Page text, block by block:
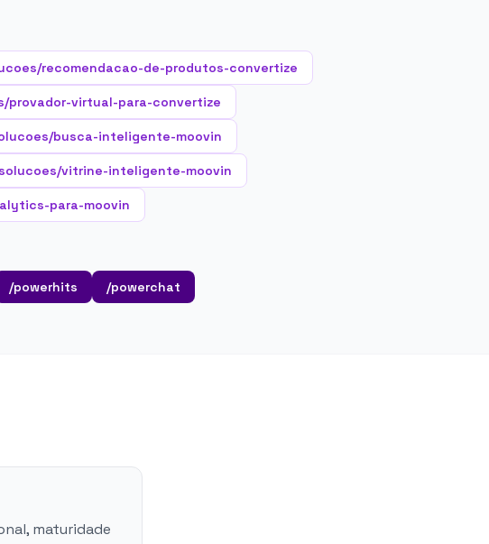
recomendacao-de-produtos-convertize
provador-virtual-para-convertize
busca-inteligente-moovin
vitrine-inteligente-moovin
para-moovin
/powerhits /powerchat
maturidade